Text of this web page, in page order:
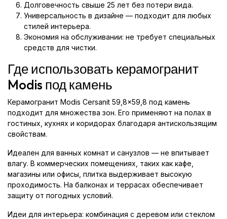
Долговечность свыше 25 лет без потери вида.
Универсальность в дизайне — подходит для любых
стилей интерьера.
Экономия на обслуживании: не требует специальных
средств для чистки.
Где использовать керамогранит
Modis под камень
Керамогранит Modis Cersanit 59,8x59,8 под камень
подходит для множества зон. Его применяют на полах в
гостиных, кухнях и коридорах благодаря антискользящим
свойствам.
Идеален для ванных комнат и санузлов — не впитывает
влагу. В коммерческих помещениях, таких как кафе,
магазины или офисы, плитка выдерживает высокую
проходимость. На балконах и террасах обеспечивает
защиту от погодных условий.
Идеи для интерьера: комбинация с деревом или стеклом